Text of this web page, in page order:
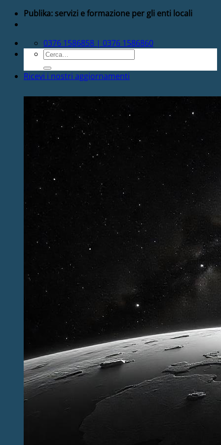
Salta Publika: servizi e formazione per gli enti locali
0376 1586858 | 0376 1586860
Cerca:
Ricevi i nostri aggiornamenti